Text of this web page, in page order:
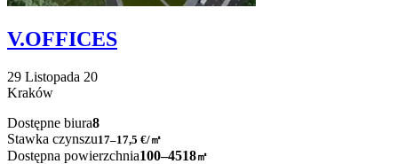
V.OFFICES
29 Listopada 20
Kraków
Dostępne biura8
Stawka czynszu17–17,5 €/㎡
Dostępna powierzchnia100–4518㎡